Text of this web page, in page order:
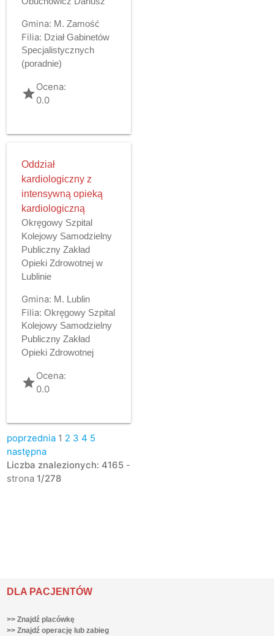
Gmina: M. Zamość
Filia: Dział Gabinetów
Specjalistycznych
(poradnie)
gradeOcena:
0.0
Oddział
kardiologiczny z
intensywną opieką
kardiologiczną
Okręgowy Szpital
Kolejowy Samodzielny
Publiczny Zakład
Opieki Zdrowotnej w
Lublinie
Gmina: M. Lublin
Filia: Okręgowy Szpital
Kolejowy Samodzielny
Publiczny Zakład
Opieki Zdrowotnej
gradeOcena:
0.0
poprzednia 1 2 3 4 5
następna
Liczba znalezionych: 4165-
strona 1/278
DLA PACJENTÓW
>> Znajdź placówkę
>> Znajdź operację lub zabieg